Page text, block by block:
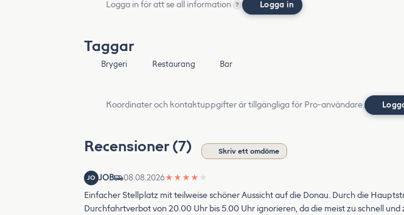
Logga in för att se all information ? Logga in
Taggar
Brygeri Restaurang Bar
Koordinater och kontaktuppgifter är tillgängliga för Pro-användare.
Recensioner (7) Skriv ett omdöme
JO JOB 08.08.2026★ ★ ★ ★ ★
Einfacher Stellplatz mit teilweise schöner Aussicht auf die Donau. Durch die
Durchfahrtverbot von 20.00 Uhr bis 5.00 Uhr ignorieren, da die meist zu schnell